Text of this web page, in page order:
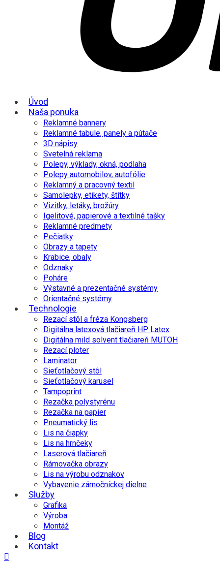
Úvod
Naša ponuka
Reklamné bannery
Reklamné tabule, panely a pútače
3D nápisy
Svetelná reklama
Polepy, výklady, okná, podlaha
Polepy automobilov, autofólie
Reklamný a pracovný textil
Samolepky, etikety, štítky
Vizitky, letáky, brožúry
Igelitové, papierové a textilné tašky
Reklamné predmety
Pečiatky
Obrazy a tapety
Krabice, obaly
Odznaky
Poháre
Výstavné a prezentačné systémy
Orientačné systémy
Technologie
Rezací stôl a fréza Kongsberg
Digitálna latexová tlačiareň HP Latex
Digitálna mild solvent tlačiareň MUTOH
Rezací ploter
Laminator
Sieťotlačový stôl
Sieťotlačový karusel
Tampoprint
Rezačka polystyrénu
Rezačka na papier
Pneumatický lis
Lis na čiapky
Lis na hrnčeky
Laserová tlačiareň
Rámovačka obrazy
Lis na výrobu odznakov
Vybavenie zámočníckej dielne
Služby
Grafika
Výroba
Montáž
Blog
Kontakt
